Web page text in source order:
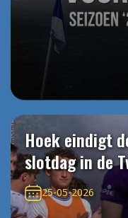
Hoek eindigt
slotdag in de
25-05-2026